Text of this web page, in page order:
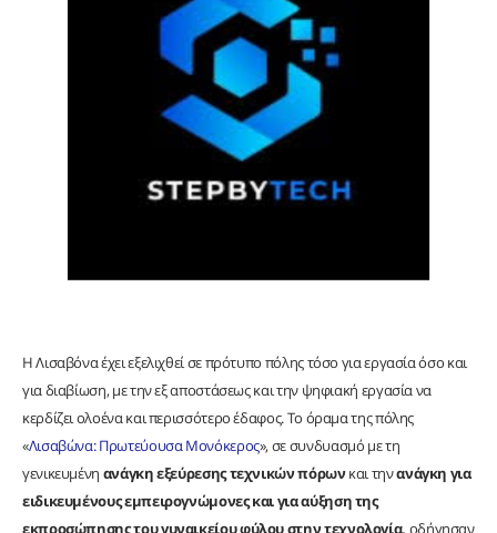
Η Λισαβόνα έχει εξελιχθεί σε πρότυπο πόλης τόσο για εργασία όσο και
για διαβίωση, με την εξ αποστάσεως και την ψηφιακή εργασία να
κερδίζει ολοένα και περισσότερο έδαφος. Το όραμα της πόλης
«Λισαβώνα: Πρωτεύουσα Μονόκερος», σε συνδυασμό με τη
γενικευμένη ανάγκη εξεύρεσης τεχνικών πόρωνκαι τηνανάγκη για
ειδικευμένους εμπειρογνώμονες και για αύξηση της
εκπροσώπησης του γυναικείου φύλου στην τεχνολογία, οδήγησαν